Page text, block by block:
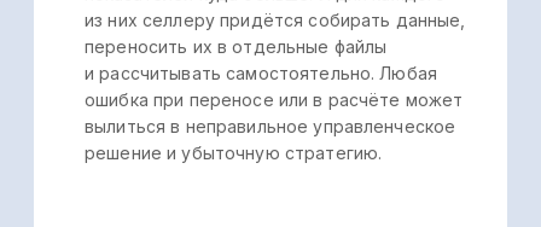
Эти сведения помогают селлерам
оставаться конкурентоспособными
на рынке, своевременно корректировать
большего числа клиентов.